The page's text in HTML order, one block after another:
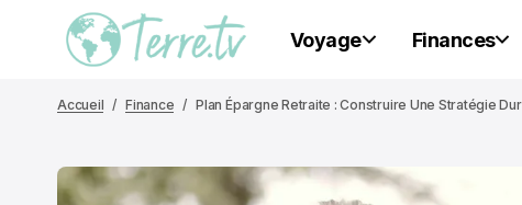
Voyage Finances
Accueil Finance Plan Épargne Retraite : Construire Une Stratégie